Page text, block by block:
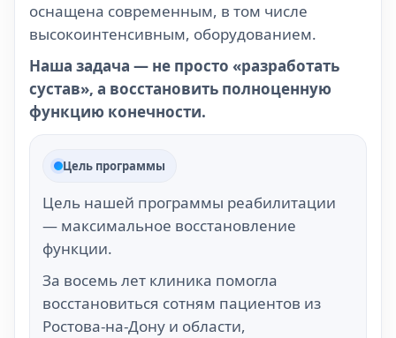
оснащена современным, в том числе
высокоинтенсивным, оборудованием.
Наша задача — не просто «разработать
сустав», а восстановить полноценную
функцию конечности.
Цель программы
Цель нашей программы реабилитации
— максимальное восстановление
функции.
За восемь лет клиника помогла
восстановиться сотням пациентов из
Ростова-на-Дону и области,